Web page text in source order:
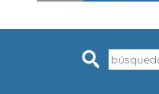
Pesquisar